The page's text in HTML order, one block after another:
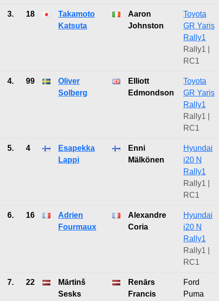
3. 18
Takamoto
Katsuta
Aaron
Johnston
Toyota
GR Yaris
Rally1
Rally1 |
RC1
4. 99
Oliver
Solberg
Elliott
Edmondson
Toyota
GR Yaris
Rally1
Rally1 |
RC1
5. 4
Esapekka
Lappi
Enni
Mälkönen
Hyundai
i20 N
Rally1
Rally1 |
RC1
6. 16
Adrien
Fourmaux
Alexandre
Coria
Hyundai
i20 N
Rally1
Rally1 |
RC1
7. 22
Mārtinš
Sesks
Renārs
Francis
Ford
Puma